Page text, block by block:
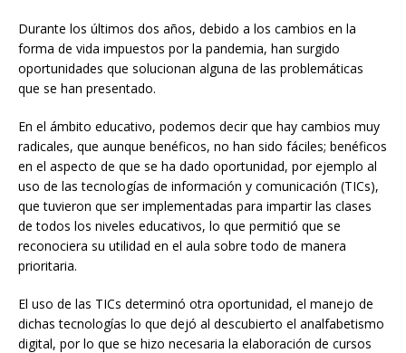
Durante los últimos dos años, debido a los cambios en la
forma de vida impuestos por la pandemia, han surgido
oportunidades que solucionan alguna de las problemáticas
que se han presentado.
En el ámbito educativo, podemos decir que hay cambios muy
radicales, que aunque benéficos, no han sido fáciles; benéficos
en el aspecto de que se ha dado oportunidad, por ejemplo al
uso de las tecnologías de información y comunicación (TICs),
que tuvieron que ser implementadas para impartir las clases
de todos los niveles educativos, lo que permitió que se
reconociera su utilidad en el aula sobre todo de manera
prioritaria.
El uso de las TICs determinó otra oportunidad, el manejo de
dichas tecnologías lo que dejó al descubierto el analfabetismo
digital, por lo que se hizo necesaria la elaboración de cursos